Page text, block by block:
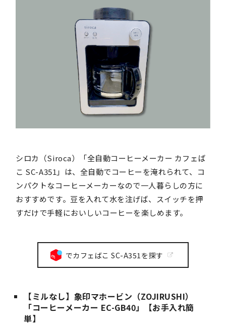
シロカ（Siroca）「全自動コーヒーメーカー カフェば
こ SC-A351」は、全自動でコーヒーを淹れられて、コ
ンパクトなコーヒーメーカーなので一人暮らしの方に
おすすめです。豆を入れて水を注げば、スイッチを押
すだけで手軽においしいコーヒーを楽しめます。
でカフェばこ SC-A351を探す
【ミルなし】象印マホービン（ZOJIRUSHI）
「コーヒーメーカー EC-GB40」【お手入れ簡
単】